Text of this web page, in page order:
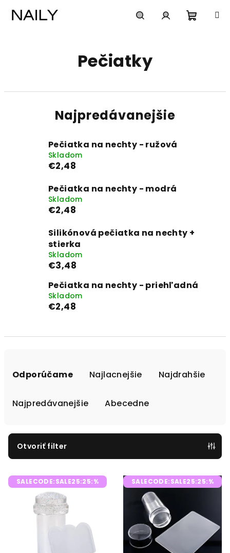
Pečiatky
Najpredávanejšie
Pečiatka na nechty - ružová
Skladom
€2,48
Pečiatka na nechty - modrá
Skladom
€2,48
Silikónová pečiatka na nechty +
stierka
Skladom
€3,48
Pečiatka na nechty - priehľadná
Skladom
€2,48
p
r
o
Odporúčame Najlacnejšie Najdrahšie
Najpredávanejšie Abecedne
Otvoriť filter
V
ý SALECODE:SALE25:25:% SALECODE:SALE25:25:%